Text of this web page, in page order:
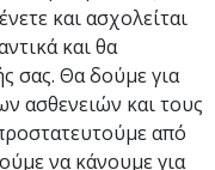
και ασχολείται
και θα
σας. Θα δούμε για
ασθενειών και τους
από
να κάνουμε για